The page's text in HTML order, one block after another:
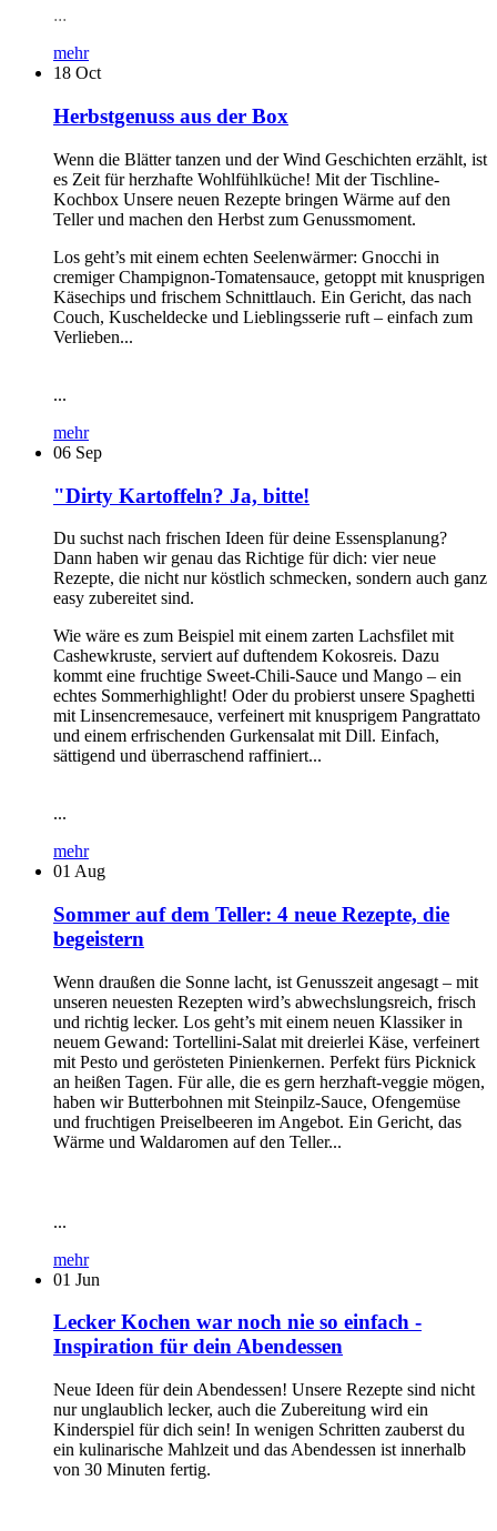
...
mehr
18 Oct
Herbstgenuss aus der Box
Wenn die Blätter tanzen und der Wind Geschichten erzählt, ist
es Zeit für herzhafte Wohlfühlküche! Mit der Tischline-
Kochbox Unsere neuen Rezepte bringen Wärme auf den
Teller und machen den Herbst zum Genussmoment.
Los geht’s mit einem echten Seelenwärmer: Gnocchi in
cremiger Champignon-Tomatensauce, getoppt mit knusprigen
Käsechips und frischem Schnittlauch. Ein Gericht, das nach
Couch, Kuscheldecke und Lieblingsserie ruft – einfach zum
Verlieben...
...
mehr
06 Sep
"Dirty Kartoffeln? Ja, bitte!
Du suchst nach frischen Ideen für deine Essensplanung?
Dann haben wir genau das Richtige für dich: vier neue
Rezepte, die nicht nur köstlich schmecken, sondern auch ganz
easy zubereitet sind.
Wie wäre es zum Beispiel mit einem zarten Lachsfilet mit
Cashewkruste, serviert auf duftendem Kokosreis. Dazu
kommt eine fruchtige Sweet-Chili-Sauce und Mango – ein
echtes Sommerhighlight! Oder du probierst unsere Spaghetti
mit Linsencremesauce, verfeinert mit knusprigem Pangrattato
und einem erfrischenden Gurkensalat mit Dill. Einfach,
sättigend und überraschend raffiniert...
...
mehr
01 Aug
Sommer auf dem Teller: 4 neue Rezepte, die
begeistern
Wenn draußen die Sonne lacht, ist Genusszeit angesagt – mit
unseren neuesten Rezepten wird’s abwechslungsreich, frisch
und richtig lecker. Los geht’s mit einem neuen Klassiker in
neuem Gewand: Tortellini-Salat mit dreierlei Käse, verfeinert
mit Pesto und gerösteten Pinienkernen. Perfekt fürs Picknick
an heißen Tagen. Für alle, die es gern herzhaft-veggie mögen,
haben wir Butterbohnen mit Steinpilz-Sauce, Ofengemüse
und fruchtigen Preiselbeeren im Angebot. Ein Gericht, das
Wärme und Waldaromen auf den Teller...
...
mehr
01 Jun
Lecker Kochen war noch nie so einfach -
Inspiration für dein Abendessen
Neue Ideen für dein Abendessen! Unsere Rezepte sind nicht
nur unglaublich lecker, auch die Zubereitung wird ein
Kinderspiel für dich sein! In wenigen Schritten zauberst du
ein kulinarische Mahlzeit und das Abendessen ist innerhalb
von 30 Minuten fertig.